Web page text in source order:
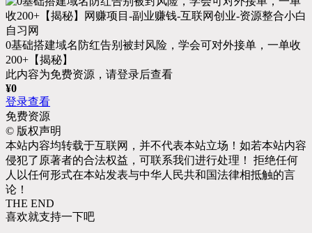
0基础搭建域名防红告别被封风险，学会可对外接单，一单收
200+【揭秘】
此内容为免费资源，请登录后查看
¥0
登录查看
免费资源
© 版权声明
本站内容均转载于互联网，并不代表本站立场！如若本站内容
侵犯了原著者的合法权益，可联系我们进行处理！ 拒绝任何
人以任何形式在本站发表与中华人民共和国法律相抵触的言
论！
THE END
喜欢就支持一下吧